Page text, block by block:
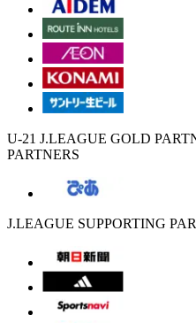
U-21 J.LEAGUE GOLD
PARTNERS
J.LEAGUE SUPPORTING